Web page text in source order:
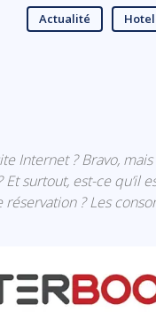
Actualité
Internet ? Bravo,
surtout, est-ce qu’il
? Les